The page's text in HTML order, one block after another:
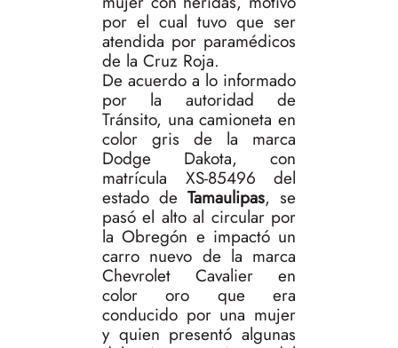
por el cual tuvo que ser
atendida por paramédicos
de la Cruz Roja.
De acuerdo a lo informado
por la autoridad de
Tránsito, una camioneta en
color gris de la marca
Dodge Dakota, con
matrícula XS-85496 del
estado de Tamaulipas, se
pasó el alto al circular por
la Obregón e impactó un
carro nuevo de la marca
Chevrolet Cavalier en
color oro que era
conducido por una mujer
y quien presentó algunas